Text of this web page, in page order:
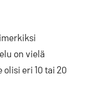
on vielä
eri 10 tai 20